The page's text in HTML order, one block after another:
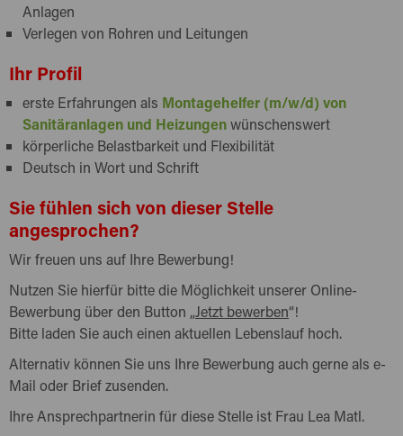
Anlagen
Verlegen von Rohren und Leitungen
Ihr Profil
erste Erfahrungen als Montagehelfer (m/w/d) von
Sanitäranlagen und Heizungenwünschenswert
körperliche Belastbarkeit und Flexibilität
Deutsch in Wort und Schrift
Sie fühlen sich von dieser Stelle
angesprochen?
Wir freuen uns auf Ihre Bewerbung!
Nutzen Sie hierfür bitte die Möglichkeit unserer Online-
Bewerbung über den Button „Jetzt bewerben“!
Bitte laden Sie auch einen aktuellen Lebenslauf hoch.
Alternativ können Sie uns Ihre Bewerbung auch gerne als e-
Mail oder Brief zusenden.
Ihre Ansprechpartnerin für diese Stelle ist Frau Lea Matl.